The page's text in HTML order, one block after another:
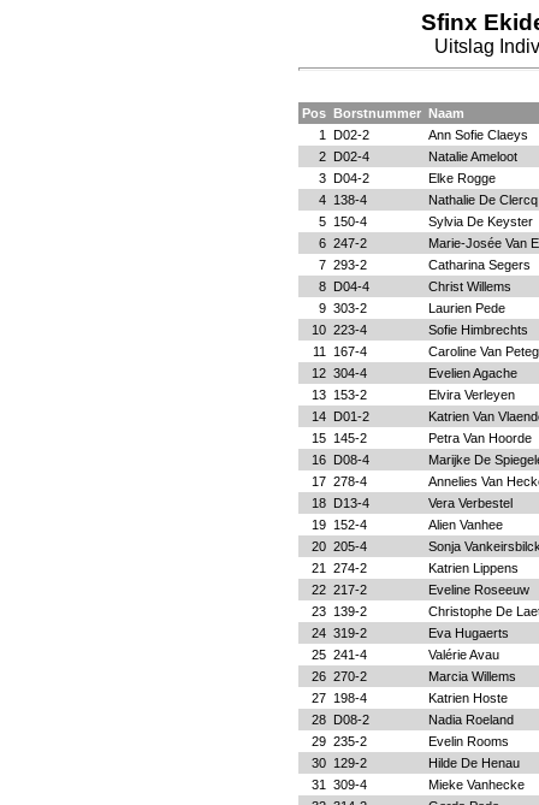
Sfinx
Uitslag
Pos Borstnummer Naam
1
D02-2
Ann Sofie Claeys
2 D02-4
Natalie Ameloot
3 D04-2
Elke Rogge
4 138-4
Nathalie De Clercq
5 150-4
Sylvia De Keyster
6 247-2
Marie-Josée Van
7 293-2
Catharina Segers
8 D04-4
Christ Willems
9 303-2
Laurien Pede
10 223-4
Sofie Himbrechts
11
167-4
Caroline Van
12 304-4
Evelien Agache
13 153-2
Elvira Verleyen
14 D01-2
Katrien Van
15 145-2
Petra Van Hoorde
16 D08-4
Marijke De
17 278-4
Annelies Van
18 D13-4
Vera Verbestel
19 152-4
Alien Vanhee
20 205-4
Sonja
21
274-2
Katrien Lippens
22 217-2
Eveline Roseeuw
23 139-2
Christophe De
24 319-2
Eva Hugaerts
25 241-4
Valérie Avau
26 270-2
Marcia Willems
27 198-4
Katrien Hoste
28 D08-2
Nadia Roeland
29 235-2
Evelin Rooms
30 129-2
Hilde De Henau
31
309-4
Mieke Vanhecke